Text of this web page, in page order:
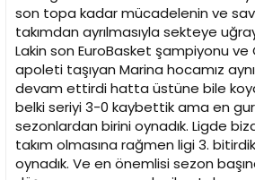
son topa kadar mücadelenin ve
takımdan ayrılmasıyla sekteye
Lakin son EuroBasket şampiyonu
apoleti taşıyan Marina hocamız
devam ettirdi hatta üstüne bile
belki seriyi 3-0 kaybettik ama en
sezonlardan birini oynadık. Ligde
takım olmasına rağmen ligi 3.
oynadık. Ve en önemlisi sezon